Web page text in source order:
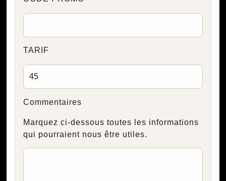
TARIF
Commentaires
Marquez ci-dessous toutes les informations
qui pourraient nous être utiles.